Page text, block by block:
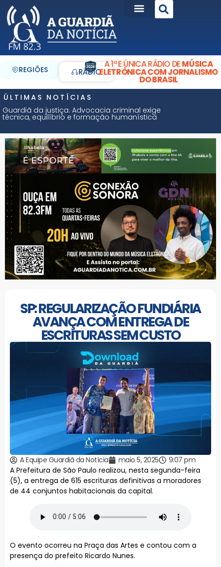
REGIÕES RÁDIO
A 1ª E ÚNICA RÁDIO DEMÚSICA
ELETRÔNICA COM JORNALISMO
DO BRASIL
ÚLTIMAS NOTÍCIAS
Guardiã da justiça: Advocacia criminal exige
técnica, equilíbrio e formação humanística
SP: REGULARIZAÇÃO FUNDIÁRIA
AVANÇA COM ENTREGA DE
ESCRITURAS SEM CUSTO
A Equipe Guardiã da Notícia maio 5, 2025
9:07 pm
A Prefeitura de São Paulo realizou, nesta segunda-feira
(5), a entrega de 615 escrituras definitivas a moradores
de 44 conjuntos habitacionais da capital.
O evento ocorreu na Praça das Artes e contou com a
presença do prefeito Ricardo Nunes.